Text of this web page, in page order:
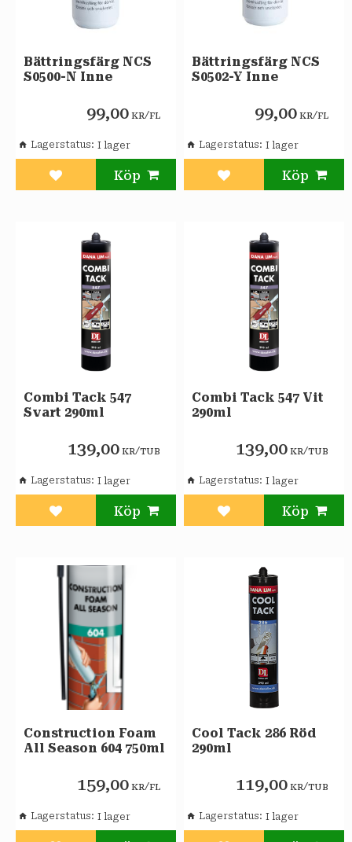
Bättringsfärg NCS
S0500-N Inne
99,00 KR/FL
Lägg till i favoriter
Lagerstatus
Bättringsfärg NCS
S0502-Y Inne
99,00 KR/FL
Lägg till i favoriter
Lagerstatus
Combi Tack 547
Svart 290ml
139,00 KR/TUB
Lägg till i favoriter
Lagerstatus
Combi Tack 547 Vit
290ml
139,00 KR/TUB
Lägg till i favoriter
Lagerstatus
Construction Foam
All Season 604 750ml
159,00 KR/FL
Lagerstatus
Cool Tack 286 Röd
290ml
119,00 KR/TUB
Lagerstatus